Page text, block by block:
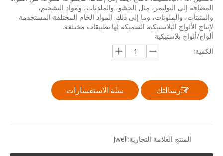
المضافة إلى البوليمر، مثل الحشو، والملدنات، ومواد التشحيم،
والمثبتات، والملونات، وما إلى ذلك. المواد الخام المختلفة المستخدمة
لإنتاج الألواح البلاستيكية السميكة لها تطبيقات مختلفة.
ألواح/ألواح بلاستيكية
الكمية:
رسالتك سلة الاستفسارات
المنتج العلامة التجارية:Jwell